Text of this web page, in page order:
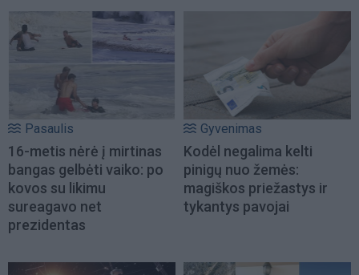
Pasaulis
16-metis nėrė į mirtinas
bangas gelbėti vaiko: po
kovos su likimu
sureagavo net
prezidentas
Gyvenimas
Kodėl negalima kelti
pinigų nuo žemės:
magiškos priežastys ir
tykantys pavojai